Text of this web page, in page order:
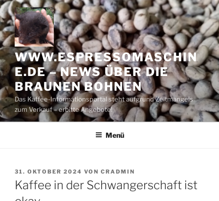
Zum
Inhalt
springen
WWW.ESPRESSOMASCHIN
E.DE – NEWS ÜBER DIE
BRAUNEN BOHNEN
Das Kaffee-Informationsportal steht aufgrund Zeitmangels
zum Verkauf – erbitte Angebote!
Menü
VERÖFFENTLICHT
AM
31. OKTOBER 2024 VON CRADMIN
Kaffee in der Schwangerschaft ist